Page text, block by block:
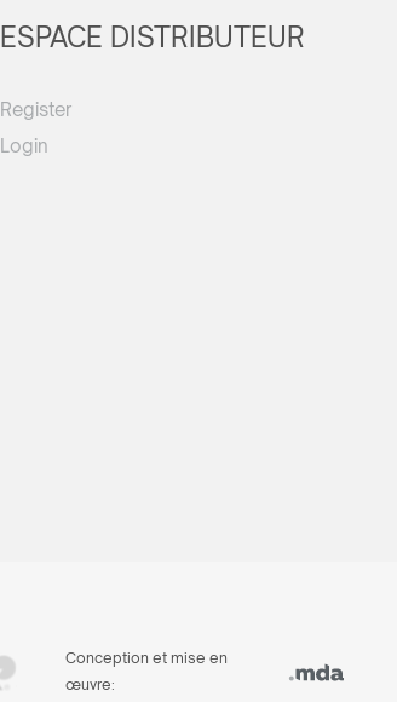
ESPACE DISTRIBUTEUR
Register
Login
Conception et mise en
œuvre: